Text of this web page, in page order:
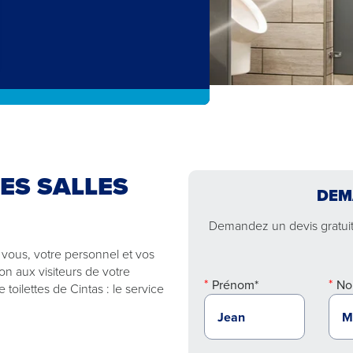
Demandez un devis
Prénom*
SALLES
votre personnel et vos
aux visiteurs de votre
toilettes de Cintas : le service